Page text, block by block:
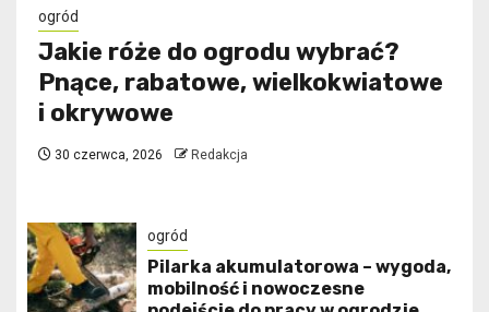
ogród
Jakie róże do ogrodu wybrać?
Pnące, rabatowe, wielkokwiatowe
i okrywowe
30 czerwca, 2026 Redakcja
ogród
Pilarka akumulatorowa – wygoda,
mobilność i nowoczesne